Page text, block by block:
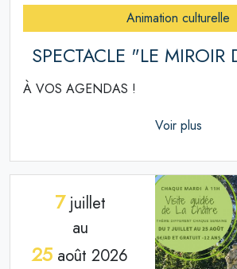
Animation culturelle
SPECTACLE "LE MIROIR
À VOS AGENDAS !
Voir plus
7juillet
au
25 août 2026